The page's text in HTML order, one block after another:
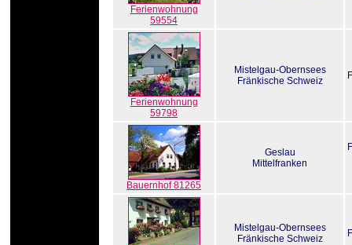
Ferienwohnung
59554
Ferienwohnung
59798
Mistelgau-Obernsees
Fränkische Schweiz
Bauernhof 81265
Geslau
Mittelfranken
Mistelgau-Obernsees
Fränkische Schweiz